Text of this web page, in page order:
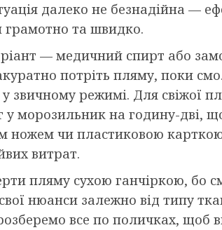
далеко не безнадійна —
грамотно та швидко.
— медичний спирт або
потріть пляму, поки
у звичному режимі. Для свіжої
у морозильник на годину-дві,
ножем чи пластиковою
витрат.
пляму сухою ганчіркою, бо
нюанси залежно від типу
все по поличках, щоб